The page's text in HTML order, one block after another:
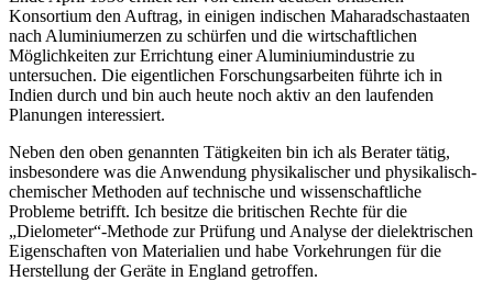
Konsortium den Auftrag, in einigen indischen Maharadschastaaten
nach Aluminiumerzen zu schürfen und die wirtschaftlichen
Möglichkeiten zur Errichtung einer Aluminiumindustrie zu
untersuchen. Die eigentlichen Forschungsarbeiten führte ich in
Indien durch und bin auch heute noch aktiv an den laufenden
Planungen interessiert.
Neben den oben genannten Tätigkeiten bin ich als Berater tätig,
insbesondere was die Anwendung physikalischer und physikalisch-
chemischer Methoden auf technische und wissenschaftliche
Probleme betrifft. Ich besitze die britischen Rechte für die
„Dielometer“-Methode zur Prüfung und Analyse der dielektrischen
Eigenschaften von Materialien und habe Vorkehrungen für die
Herstellung der Geräte in England getroffen.